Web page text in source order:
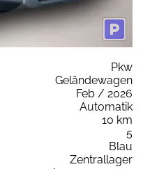
Pkw
Geländewagen
Feb / 2026
Automatik
10 km
5
Blau
Zentrallager